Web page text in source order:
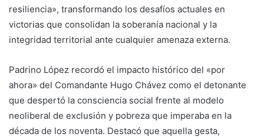
resiliencia», transformando los desafíos actuales en
victorias que consolidan la soberanía nacional y la
integridad territorial ante cualquier amenaza externa.
Padrino López recordó el impacto histórico del «por
ahora» del Comandante Hugo Chávez como el detonante
que despertó la consciencia social frente al modelo
neoliberal de exclusión y pobreza que imperaba en la
década de los noventa. Destacó que aquella gesta,